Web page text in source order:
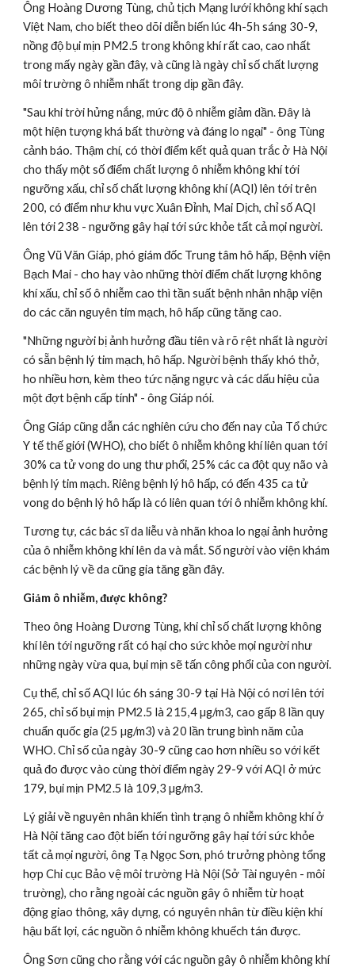
Ông Hoàng Dương Tùng, chủ tịch Mạng lưới không khí sạch
Việt Nam, cho biết theo dõi diễn biến lúc 4h-5h sáng 30-9,
nồng độ bụi mịn PM2.5 trong không khí rất cao, cao nhất
trong mấy ngày gần đây, và cũng là ngày chỉ số chất lượng
môi trường ô nhiễm nhất trong dịp gần đây.
"Sau khi trời hửng nắng, mức độ ô nhiễm giảm dần. Đây là
một hiện tượng khá bất thường và đáng lo ngại" - ông Tùng
cảnh báo. Thậm chí, có thời điểm kết quả quan trắc ở Hà Nội
cho thấy một số điểm chất lượng ô nhiễm không khí tới
ngưỡng xấu, chỉ số chất lượng không khí (AQI) lên tới trên
200, có điểm như khu vực Xuân Đỉnh, Mai Dịch, chỉ số AQI
lên tới 238 - ngưỡng gây hại tới sức khỏe tất cả mọi người.
Ông Vũ Văn Giáp, phó giám đốc Trung tâm hô hấp, Bệnh viện
Bạch Mai - cho hay vào những thời điểm chất lượng không
khí xấu, chỉ số ô nhiễm cao thì tần suất bệnh nhân nhập viện
do các căn nguyên tim mạch, hô hấp cũng tăng cao.
"Những người bị ảnh hưởng đầu tiên và rõ rệt nhất là người
có sẵn bệnh lý tim mạch, hô hấp. Người bệnh thấy khó thở,
ho nhiều hơn, kèm theo tức nặng ngực và các dấu hiệu của
một đợt bệnh cấp tính" - ông Giáp nói.
Ông Giáp cũng dẫn các nghiên cứu cho đến nay của Tổ chức
Y tế thế giới (WHO), cho biết ô nhiễm không khí liên quan tới
30% ca tử vong do ung thư phổi, 25% các ca đột quỵ não và
bệnh lý tim mạch. Riêng bệnh lý hô hấp, có đến 435 ca tử
vong do bệnh lý hô hấp là có liên quan tới ô nhiễm không khí.
Tương tự, các bác sĩ da liễu và nhãn khoa lo ngại ảnh hưởng
của ô nhiễm không khí lên da và mắt. Số người vào viện khám
các bệnh lý về da cũng gia tăng gần đây.
Giảm ô nhiễm, được không?
Theo ông Hoàng Dương Tùng, khi chỉ số chất lượng không
khí lên tới ngưỡng rất có hại cho sức khỏe mọi người như
những ngày vừa qua, bụi mịn sẽ tấn công phổi của con người.
Cụ thể, chỉ số AQI lúc 6h sáng 30-9 tại Hà Nội có nơi lên tới
265, chỉ số bụi mịn PM2.5 là 215,4 µg/m3, cao gấp 8 lần quy
chuẩn quốc gia (25 µg/m3) và 20 lần trung bình năm của
WHO. Chỉ số của ngày 30-9 cũng cao hơn nhiều so với kết
quả đo được vào cùng thời điểm ngày 29-9 với AQI ở mức
179, bụi mịn PM2.5 là 109,3 µg/m3.
Lý giải về nguyên nhân khiến tình trạng ô nhiễm không khí ở
Hà Nội tăng cao đột biến tới ngưỡng gây hại tới sức khỏe
tất cả mọi người, ông Tạ Ngọc Sơn, phó trưởng phòng tổng
hợp Chi cục Bảo vệ môi trường Hà Nội (Sở Tài nguyên - môi
trường), cho rằng ngoài các nguồn gây ô nhiễm từ hoạt
động giao thông, xây dựng, có nguyên nhân từ điều kiện khí
hậu bất lợi, các nguồn ô nhiễm không khuếch tán được.
Ông Sơn cũng cho rằng với các nguồn gây ô nhiễm không khí